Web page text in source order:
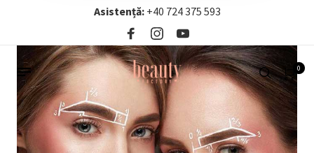
Asistență: +40 724 375 593‬
0